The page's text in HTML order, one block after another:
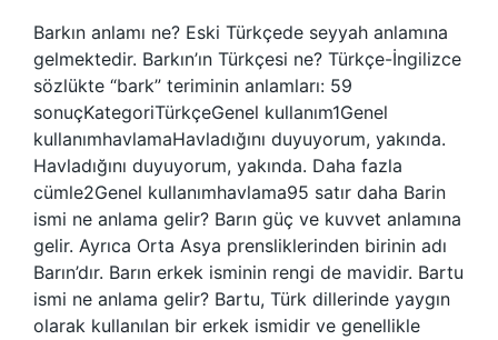
Barkın anlamı ne? Eski Türkçede seyyah anlamına
gelmektedir. Barkın’ın Türkçesi ne? Türkçe-İngilizce
sözlükte “bark” teriminin anlamları: 59
sonuçKategoriTürkçeGenel kullanım1Genel
kullanımhavlamaHavladığını duyuyorum, yakında.
Havladığını duyuyorum, yakında. Daha fazla
cümle2Genel kullanımhavlama95 satır daha Barin
ismi ne anlama gelir? Barın güç ve kuvvet anlamına
gelir. Ayrıca Orta Asya prensliklerinden birinin adı
Barın’dır. Barın erkek isminin rengi de mavidir. Bartu
ismi ne anlama gelir? Bartu, Türk dillerinde yaygın
olarak kullanılan bir erkek ismidir ve genellikle